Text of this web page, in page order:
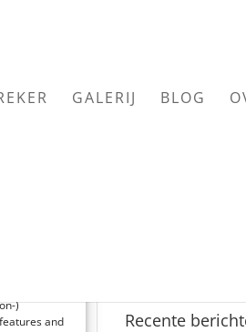
)
and
GALERIJ BLOG
Recente